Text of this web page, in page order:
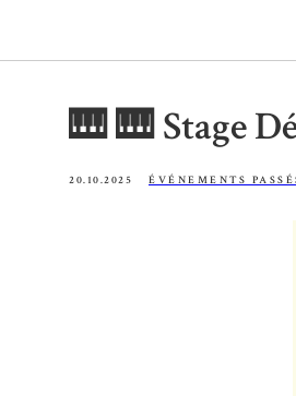
🎹 🎹 Stage
20.10.2025 ÉVÉNEMENTS